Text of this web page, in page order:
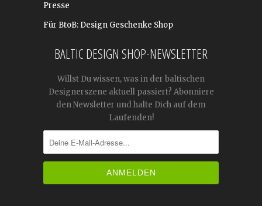
Presse
Für BtoB: Design Geschenke Shop
BALTIC DESIGN SHOP-NEWSLETTER
Willst Du wissen, was in der baltischen
Designerszene aktuell passiert? Abonniere
den Newsletter und halte Dich auf dem
Laufenden!